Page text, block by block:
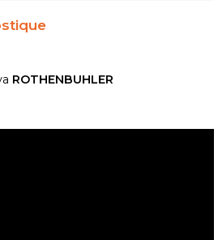
ROTHENBUHLER